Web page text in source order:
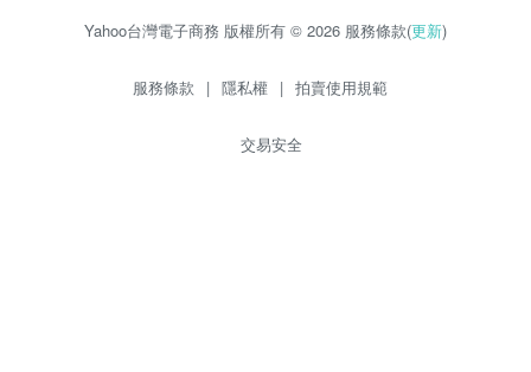
Yahoo台灣電子商務 版權所有 © 2026 服務條款(更新)
服務條款 | 隱私權 | 拍賣使用規範
交易安全